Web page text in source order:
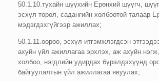
50.1.10.тухайн шүүхийн Ерөнхий шүүгч,
эсхүл төрөл, садангийн холбоотой талаар
мэдэгдэхгүйгээр ажиллах;
50.1.11.өөрөө, эсхүл итгэмжлэгдсэн
ахуйн үйл ажиллагаа эрхлэх, аж ахуйн
холбоо, нэгдлийн удирдах бүрэлдэхүүнд
байгуулалтын үйл ажиллагаа явуулах;